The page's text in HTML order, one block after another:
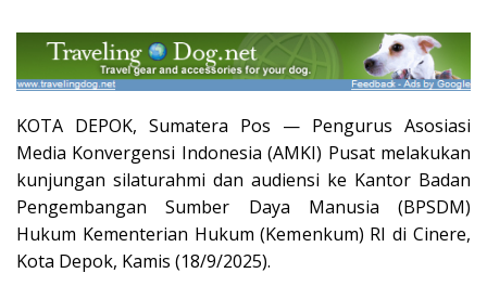
KOTA DEPOK, Sumatera Pos — Pengurus Asosiasi
Media Konvergensi Indonesia (AMKI) Pusat melakukan
kunjungan silaturahmi dan audiensi ke Kantor Badan
Pengembangan Sumber Daya Manusia (BPSDM)
Hukum Kementerian Hukum (Kemenkum) RI di Cinere,
Kota Depok, Kamis (18/9/2025).